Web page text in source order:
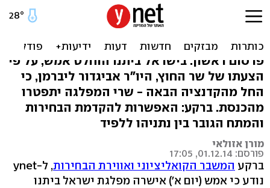
הפרדת רשויות בישראל ביתנו:
שרי המפלגה לא יכהנו בכנסת
פרסום ראשון: בישראל ביתנו הוחלט אמש, על פי
הצעתו של שר החוץ, היו"ר אביגדור ליברמן, כי
החל מהקדנציה הבאה - שרי המפלגה יתפטרו
מהכנסת. ברקע: האפשרות להקדמת הבחירות
והמתח הגובר בין נתניהו ללפיד
מורן אזולאי
פורסם: 01.12.14, 17:05
ברקע המשבר הקואליציוני ואווירת הבחירות
, ל-ynet
נודע כי אמש (יום א') אישרה מפלגת ישראל ביתנו